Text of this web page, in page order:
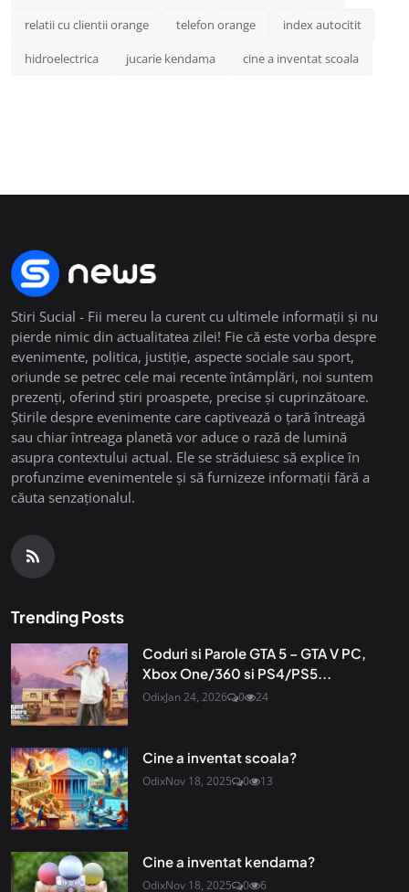
relatii cu clientii orange telefon orange index autocitit
hidroelectrica jucarie kendama cine a inventat scoala
Stiri Sucial - Fii mereu la curent cu ultimele informații și nu
pierde nimic din actualitatea zilei! Fie că este vorba despre
evenimente, politica, justiție, aspecte sociale sau sport,
oriunde se petrec cele mai recente întâmplări, noi suntem
prezenți, oferind știri proaspete, precise și cuprinzătoare.
Știrile despre evenimente care captivează o țară întreagă
sau chiar întreaga planetă vor aduce o rază de lumină
asupra contextului actual. Ele se străduiesc să explice în
profunzime evenimentele și să furnizeze informații fără a
căuta senzaționalul.
Trending Posts
Coduri si Parole GTA 5 – GTA V PC,
Xbox One/360 si PS4/PS5...
OdixJan 24, 2026 0 24
Cine a inventat scoala?
OdixNov 18, 2025 0 13
Cine a inventat kendama?
OdixNov 18, 2025 0 6